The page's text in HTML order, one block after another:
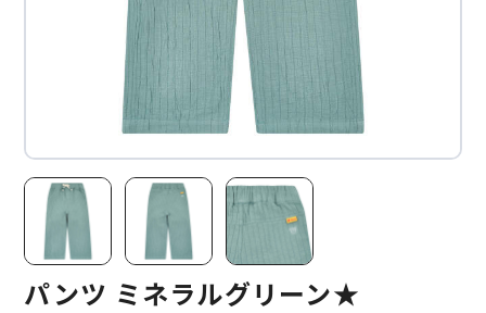
パンツ ミネラルグリーン★